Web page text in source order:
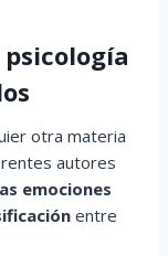
otra materia
autores
emociones
entre